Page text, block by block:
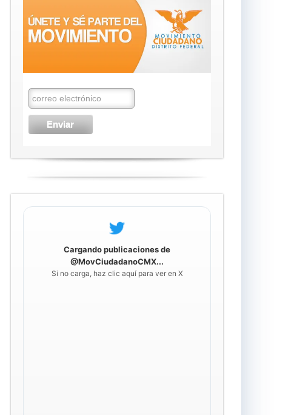
Cargando publicaciones de
@MovCiudadanoCMX...
Si no carga, haz clic aquí para ver en X